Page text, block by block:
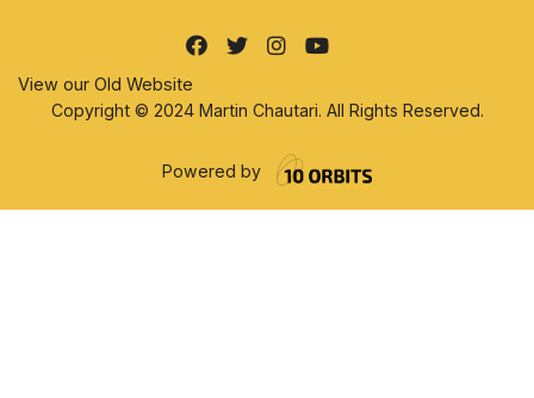
View our Old Website
Copyright © 2024 Martin Chautari. All Rights Reserved.
Powered by